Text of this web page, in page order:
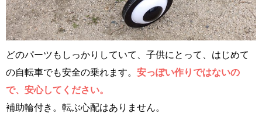
どのパーツもしっかりしていて、子供にとって、はじめて
の自転車でも安全の乗れます。 安っぽい作りではないの
で、安心してください。
補助輪付き。転ぶ心配はありません。